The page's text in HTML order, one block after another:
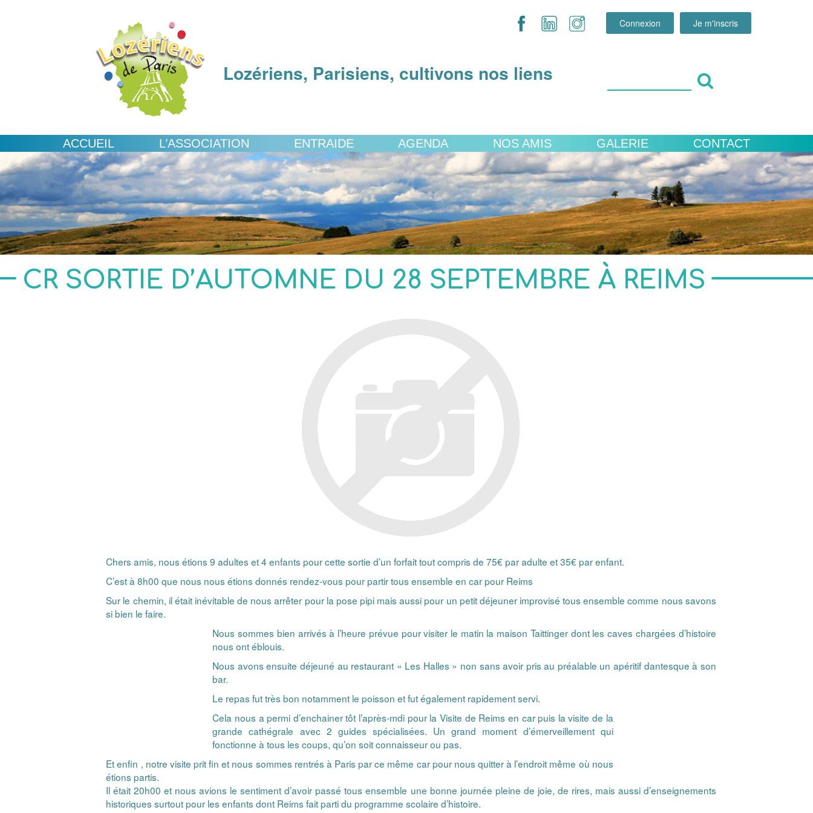
Connexion Je m'inscris
Lozériens, Parisiens, cultivons nos liens
ACCUEIL L’ASSOCIATION ENTRAIDE AGENDA NOS AMIS GALERIE CONTACT
CR SORTIE D’AUTOMNE DU 28 SEPTEMBRE À REIMS
Chers amis, nous étions 9 adultes et 4 enfants pour cette sortie d’un forfait tout compris de 75€ par adulte et 35€ par enfant.
C’est à 8h00 que nous nous étions donnés rendez-vous pour partir tous ensemble en car pour Reims
Sur le chemin, il était inévitable de nous arrêter pour la pose pipi mais aussi pour un petit déjeuner improvisé tous ensemble comme nous savons
si bien le faire.
Nous sommes bien arrivés à l’heure prévue pour visiter le matin la maison Taittinger dont les caves chargées d’histoire
nous ont éblouis.
Nous avons ensuite déjeuné au restaurant « Les Halles » non sans avoir pris au préalable un apéritif dantesque à son
bar.
Le repas fut très bon notamment le poisson et fut également rapidement servi.
Cela nous a permi d’enchainer tôt l’après-mdi pour la Visite de Reims en car puis la visite de la
grande cathégrale avec 2 guides spécialisées. Un grand moment d’émerveillement qui
fonctionne à tous les coups, qu’on soit connaisseur ou pas.
Et enfin , notre visite prit fin et nous sommes rentrés à Paris par ce même car pour nous quitter à l’endroit même où nous
étions partis.
Il était 20h00 et nous avions le sentiment d’avoir passé tous ensemble une bonne journée pleine de joie, de rires, mais aussi d’enseignements
historiques surtout pour les enfants dont Reims fait parti du programme scolaire d’histoire.